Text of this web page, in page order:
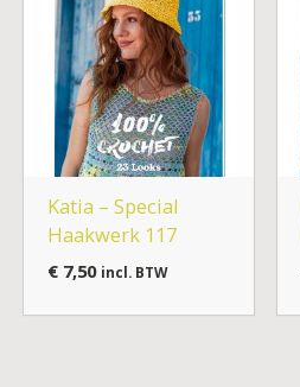
Katia – Special
Haakwerk 117
€7,50 incl. BTW